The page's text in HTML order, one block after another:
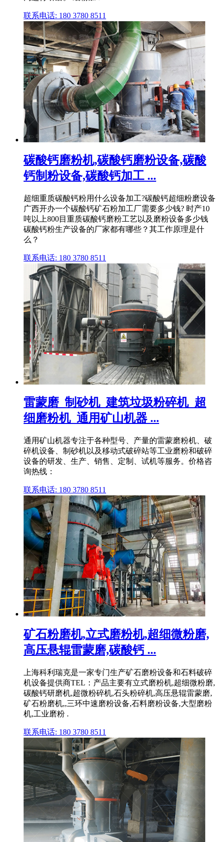
联系电话: 180 3780 8511
碳酸钙磨粉机,碳酸钙磨粉设备,碳酸
钙制粉设备,碳酸钙加工 ...
超细重质碳酸钙粉用什么设备加工?碳酸钙超细粉磨设备
广西开办一个碳酸钙矿石粉加工厂需要多少钱? 时产10
吨以上800目重质碳酸钙磨粉工艺以及磨粉设备多少钱
碳酸钙粉生产设备的厂家都有哪些？其工作原理是什
么？
联系电话: 180 3780 8511
雷蒙磨_制砂机_建筑垃圾粉碎机_超
细磨粉机_通用矿山机器 ...
通用矿山机器专注于各种型号、产量的雷蒙磨粉机、破
碎机设备、制砂机以及移动式破碎站等工业磨粉和破碎
设备的研发、生产、销售、定制、试机等服务。价格咨
询热线：
联系电话: 180 3780 8511
矿石粉磨机,立式磨粉机,超细微粉磨,
高压悬辊雷蒙磨,碳酸钙 ...
上海科利瑞克是一家专门生产矿石磨粉设备和石料破碎
机设备提供商TEL：产品主要有立式磨粉机,超细微粉磨,
碳酸钙研磨机,超微粉碎机,石头粉碎机,高压悬辊雷蒙磨,
矿石粉磨机,,三环中速磨粉设备,石料磨粉设备,大型磨粉
机,工业磨粉 .
联系电话: 180 3780 8511